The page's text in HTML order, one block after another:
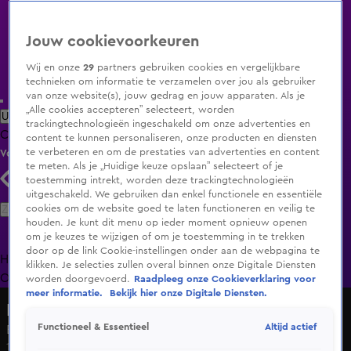
Uitzending Gemist Populaire programma's Zenders Genres
ClipsFilmsRadioSmart TV inlogShop
Volg KIJK
Zoeken
HomeUitzending Gemist Programma's De Bondgenoten
OranjezomerLivestreamsShop
Ernstig ongeval in Lelystad: motorrijder overleden
18 juni 2025, 17:04
Jouw cookievoorkeuren
Wij en onze29 partners gebruiken cookies en vergelijkbare
technieken om informatie te verzamelen over jou als gebruiker
van onze website(s), jouw gedrag en jouw apparaten. Als je
„Alle cookies accepteren” selecteert, worden
trackingtechnologieën ingeschakeld om onze advertenties en
content te kunnen personaliseren, onze producten en diensten
te verbeteren en om de prestaties van advertenties en content
te meten. Als je „Huidige keuze opslaan” selecteert of je
toestemming intrekt, worden deze trackingtechnologieën
uitgeschakeld. We gebruiken dan enkel functionele en essentiële
cookies om de website goed te laten functioneren en veilig te
houden. Je kunt dit menu op ieder moment opnieuw openen
om je keuzes te wijzigen of om je toestemming in te trekken
door op de link Cookie-instellingen onder aan de webpagina te
klikken. Je selecties zullen overal binnen onze Digitale Diensten
worden doorgevoerd.
Raadpleeg onze Cookieverklaring voor
meer informatie.
Bekijk hier onze Digitale Diensten.
Functioneel & Essentieel Altijd actief